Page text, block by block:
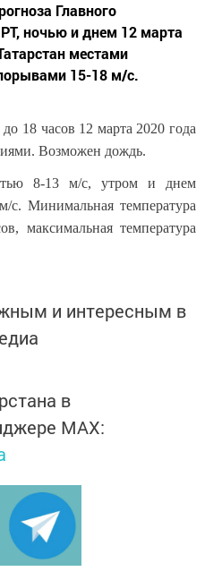
Главного
ночью и днем 12 марта
местами
15-18 м/с.
18 часов 12 марта 2020 года
Возможен дождь.
8-13 м/с, утром и днем
Минимальная температура
максимальная температура
и интересным в
в
MАХ: